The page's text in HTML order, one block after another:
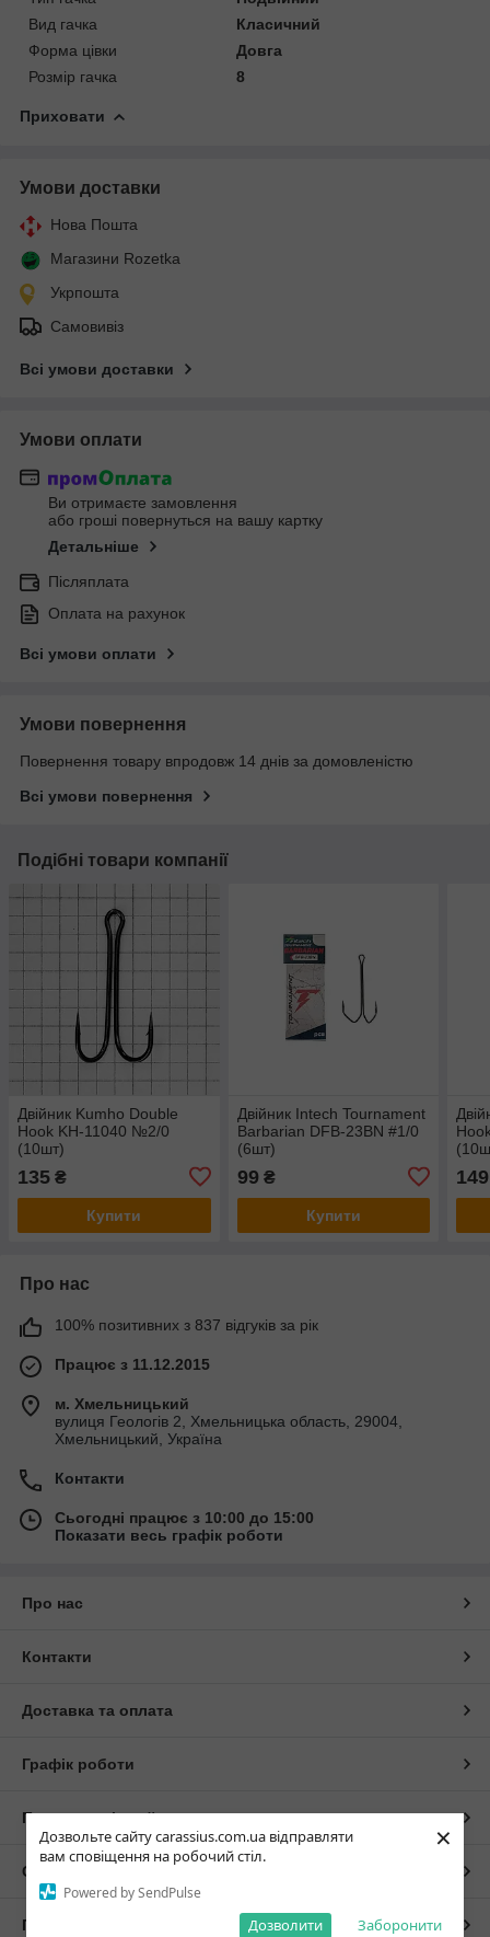
Дозвольте сайту carassius.com.ua відправляти
вам сповіщення на робочий стіл.
Powered by SendPulse
Заборонити
Дозволити
×
Вид гачка
Класичний
Форма цівки
Довга
Розмір гачка
8
Приховати
Умови доставки
Нова Пошта
Магазини Rozetka
Укрпошта
Самовивіз
Всі умови доставки
Умови оплати
Ви отримаєте замовлення
або гроші повернуться на вашу картку
Детальніше
Післяплата
Оплата на рахунок
Всі умови оплати
Умови повернення
Повернення товару впродовж 14 днів за домовленістю
Всі умови повернення
Подібні товари компанії
Двійник Kumho Double
Hook KH-11040 №2/0
(10шт)
135 ₴
Купити
Двійник Intech Tournament
Barbarian DFB-23BN #1/0
(6шт)
99₴
Купити
149
Про нас
100% позитивних з 837 відгуків за рік
Працює з 11.12.2015
м. Хмельницький
вулиця Геологів 2, Хмельницька область, 29004,
Хмельницький, Україна
Контакти
Сьогодні працює з 10:00 до 15:00
Показати весь графік роботи
Про нас
Контакти
Доставка та оплата
Графік роботи
Повна версія сайту
Сайт створено на маркетплейсі
Політика конфіденційності